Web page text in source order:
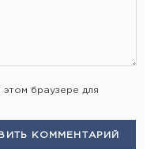
браузере для